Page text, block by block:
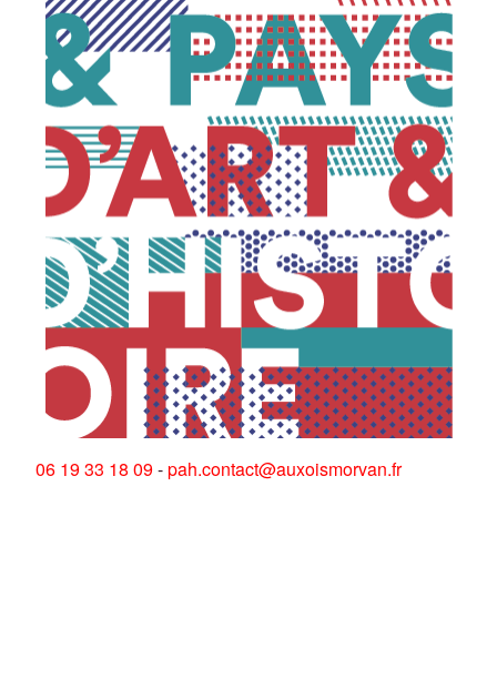
06 19 33 18 09-pah.contact@auxoismorvan.fr